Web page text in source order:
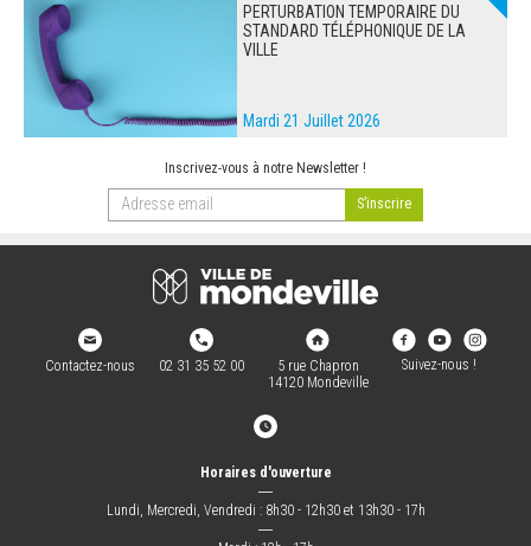
PERTURBATION TEMPORAIRE DU
STANDARD TÉLÉPHONIQUE DE LA
VILLE
Mardi 21 Juillet 2026
Inscrivez-vous à notre Newsletter !
Contactez-nous 02 31 35 52 00
5 rue Chapron
14120 Mondeville
Suivez-nous !
Horaires d'ouverture
―
Lundi, Mercredi, Vendredi : 8h30 - 12h30 et 13h30 - 17h
―